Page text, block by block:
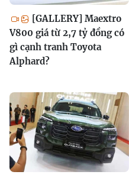
[GALLERY] Maextro
V800 giá từ 2,7 tỷ đồng có
gì cạnh tranh Toyota
Alphard?